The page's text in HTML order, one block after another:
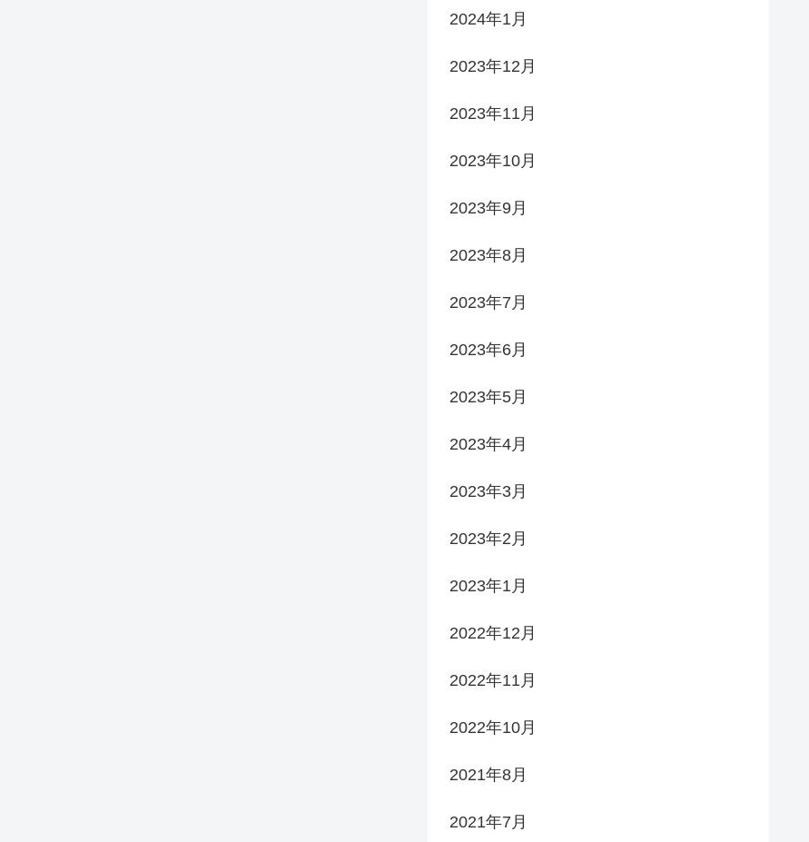
2024年1月
2023年12月
2023年11月
2023年10月
2023年9月
2023年8月
2023年7月
2023年6月
2023年5月
2023年4月
2023年3月
2023年2月
2023年1月
2022年12月
2022年11月
2022年10月
2021年8月
2021年7月